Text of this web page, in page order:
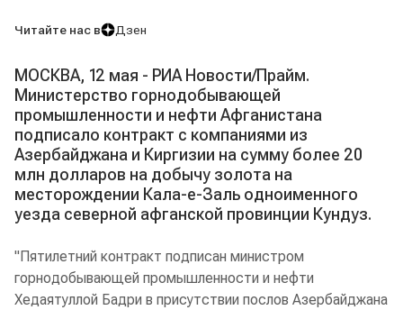
Читайте нас в Дзен
МОСКВА, 12 мая - РИА Новости/Прайм.
Министерство горнодобывающей
промышленности и нефти Афганистана
подписало контракт с компаниями из
Азербайджана и Киргизии на сумму более 20
млн долларов на добычу золота на
месторождении Кала-е-Заль одноименного
уезда северной афганской провинции Кундуз.
"Пятилетний контракт подписан министром
горнодобывающей промышленности и нефти
Хедаятуллой Бадри в присутствии послов Азербайджана